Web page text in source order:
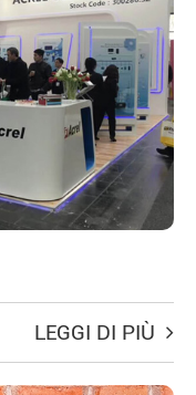
LEGGI DI PIÙ